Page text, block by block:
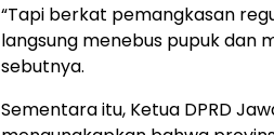
“Tapi berkat pemangkasan
langsung menebus pupuk dan
sebutnya.
Sementara itu, Ketua DPRD